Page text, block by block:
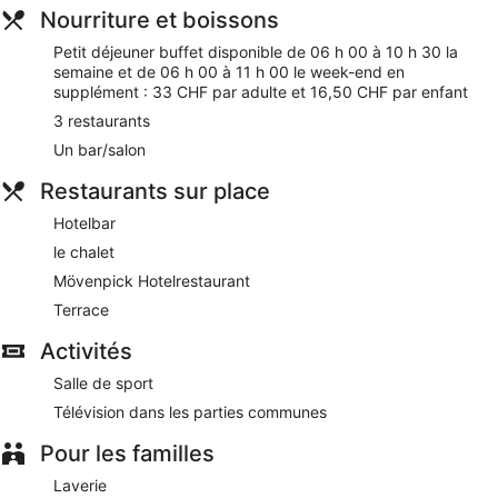
l'aéroport et 3 des restaurants sont disponibles. Cet
hébergement propose des services et équipements pour
chouchouter les boules de tous poils, notamment des
gamelles pour l'eau et la nourriture.
Wi-Fi gratuit
Vous profiterez de spécialités Cuisine internationale à
Mövenpick Hotelrestaurant
Petit déjeuner buffet servi tous les jours en supplément
Parking sans service de voiturier disponible en
nettoyage à sec / blanchisserie, un service de
conciergerie et un service d'assistance pour les visites
Salle de fitness et activités fun pour tous les âges :
passez un séjour divertissant grâce au nombreux loisirs
proposés sur place
le personnel attentionné et la propreté des chambres
plaisent beaucoup aux clients
À 10 minutes en voiture de Musée national suisse et à 11
Nourriture et boissons
Petit déjeuner buffet disponible de 06 h 00 à 10 h 30 la
semaine et de 06 h 00 à 11 h 00 le week-end en
supplément : 33 CHF par adulte et 16,50 CHF par enfant
3 restaurants
Un bar/salon
Restaurants sur place
Hotelbar
le chalet
Mövenpick Hotelrestaurant
Terrace
Activités
Salle de sport
Télévision dans les parties communes
Pour les familles
Laverie